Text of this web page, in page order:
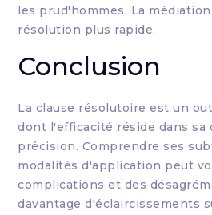
les prud'hommes. La
résolution plus rapide.
Conclusion
La clause résolutoire est un
dont l'efficacité réside dans sa
précision. Comprendre ses
modalités d'application peut
complications et des
davantage d'éclaircissements